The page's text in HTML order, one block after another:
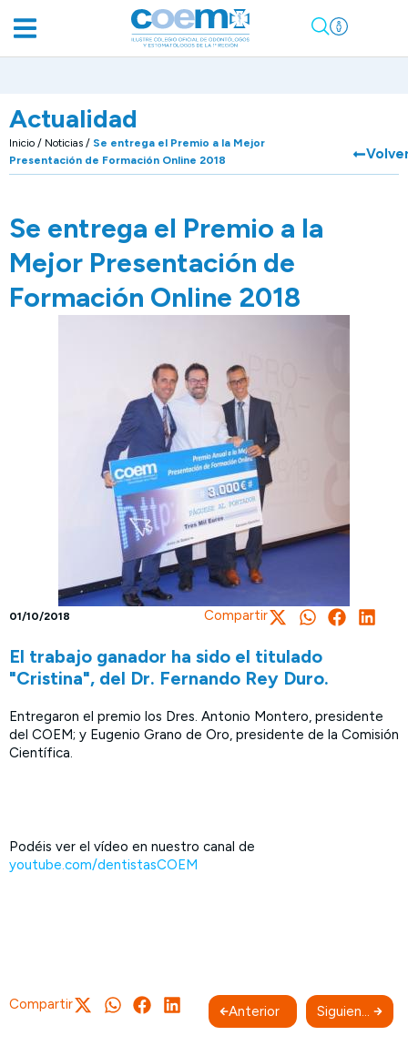
Actualidad
Inicio / Noticias / Se entrega el Premio a la Mejor
Presentación de Formación Online 2018
Se entrega el Premio a la
Mejor Presentación de
Formación Online 2018
01/10/2018 Compartir
El trabajo ganador ha sido el titulado
"Cristina", del Dr. Fernando Rey Duro.
Entregaron el premio los Dres. Antonio Montero, presidente
del COEM; y Eugenio Grano de Oro, presidente de la Comisión
Científica.
Podéis ver el vídeo en nuestro canal de
youtube.com/dentistasCOEM
Compartir Anterior Siguiente